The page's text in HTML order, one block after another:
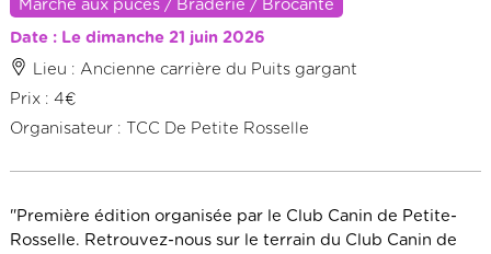
Marché aux puces / Braderie / Brocante
Date : Le dimanche 21 juin 2026
Lieu : Ancienne carrière du Puits gargant
Prix : 4€
Organisateur : TCC De Petite Rosselle
​"Première édition organisée par le Club Canin de Petite-
Rosselle. Retrouvez-nous sur le terrain du Club Canin de